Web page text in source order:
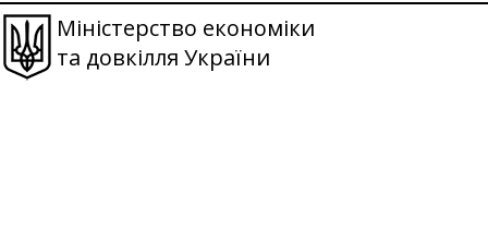
Міністерство економіки
та довкілля України